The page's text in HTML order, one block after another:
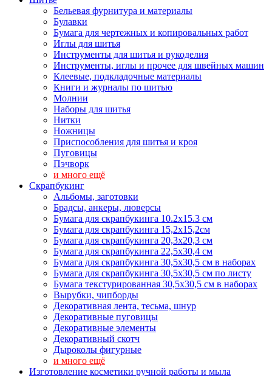
Бельевая фурнитура и материалы
Булавки
Бумага для чертежных и копировальных работ
Иглы для шитья
Инструменты для шитья и рукоделия
Инструменты, иглы и прочее для швейных машин
Клеевые, подкладочные материалы
Книги и журналы по шитью
Молнии
Наборы для шитья
Нитки
Ножницы
Приспособления для шитья и кроя
Пуговицы
Пэчворк
и много ещё
Скрапбукинг
Альбомы, заготовки
Брадсы, анкеры, люверсы
Бумага для скрапбукинга 10.2х15.3 см
Бумага для скрапбукинга 15,2х15,2см
Бумага для скрапбукинга 20,3х20,3 см
Бумага для скрапбукинга 22,5х30,4 см
Бумага для скрапбукинга 30,5х30,5 см в наборах
Бумага для скрапбукинга 30,5х30,5 см по листу
Бумага текстурированная 30,5х30,5 см в наборах
Вырубки, чипборды
Декоративная лента, тесьма, шнур
Декоративные пуговицы
Декоративные элементы
Декоративный скотч
Дыроколы фигурные
и много ещё
Изготовление косметики ручной работы и мыла